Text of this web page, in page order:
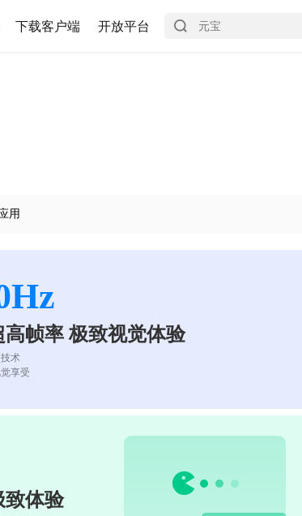
下载客户端 开放平台
用
帧率 极致视觉体验
术
享受
致体验